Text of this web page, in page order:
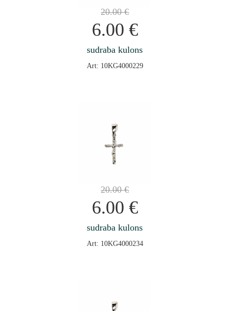
20.00€
6.00 €
sudraba kulons
Art: 10KG4000229
20.00€
6.00 €
sudraba kulons
Art: 10KG4000234